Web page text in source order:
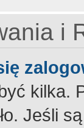
i
kilka.
Jeśli